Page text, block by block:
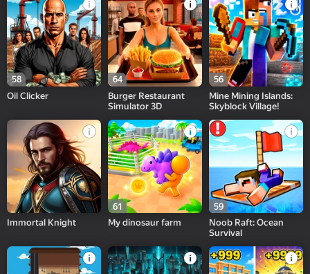
58
Oil Clicker
64
Burger Restaurant
Simulator 3D
56
Mine Mining Islands:
Skyblock Village!
Immortal Knight
61
My dinosaur farm
59
Noob Raft: Ocean
Survival